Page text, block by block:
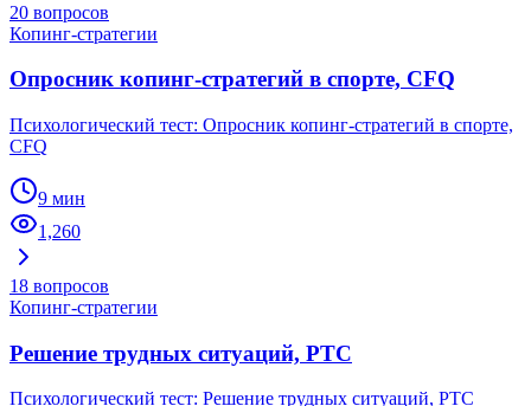
20 вопросов
Копинг-стратегии
Опросник копинг-стратегий в спорте, CFQ
Психологический тест: Опросник копинг-стратегий в спорте,
CFQ
9 мин
1,260
18 вопросов
Копинг-стратегии
Решение трудных ситуаций, РТС
Психологический тест: Решение трудных ситуаций, РТС